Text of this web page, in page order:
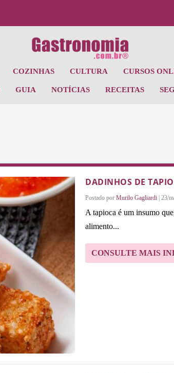
COZINHAS CULTURA CURSOS
GUIA NOTÍCIAS RECEITAS
DADINHOS DE
Postado por Murilo Gagliardi 23/
A tapioca é um insumo
alimento...
CONSULTE MAIS